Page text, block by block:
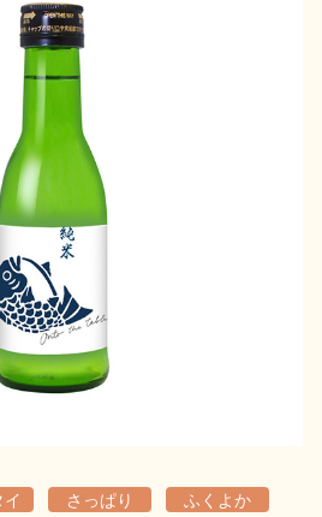
地酒カタログ
地酒解体新書
さっぱり ふくよか